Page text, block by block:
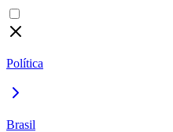
Política
Brasil